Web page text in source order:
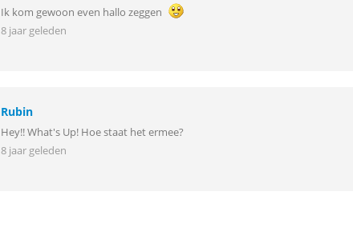
Ik kom gewoon even hallo zeggen
8 jaar geleden
Rubin
Hey!! What's Up! Hoe staat het ermee?
8 jaar geleden